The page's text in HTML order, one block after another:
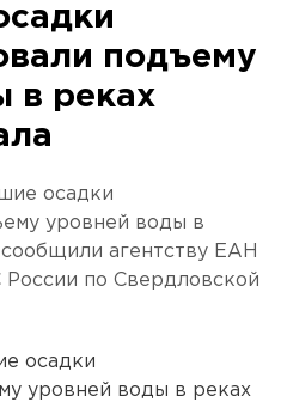
подъему
в реках
осадки
уровней воды в
агентству ЕАН
по Свердловской
осадки
уровней воды в реках